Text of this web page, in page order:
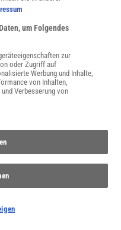
um Folgendes
zur
oder Zugriff auf
Werbung und Inhalte,
von Inhalten,
Verbesserung von